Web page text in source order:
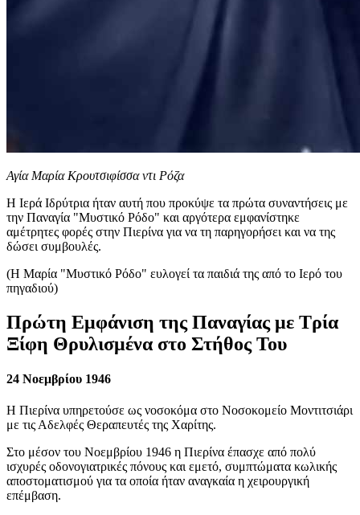
Αγία Μαρία Κρουτσιφίσσα ντι Ρόζα
Η Ιερά Ιδρύτρια ήταν αυτή που προκύψε τα πρώτα συναντήσεις με
την Παναγία "Μυστικό Ρόδο" και αργότερα εμφανίστηκε
αμέτρητες φορές στην Πιερίνα για να τη παρηγορήσει και να της
δώσει συμβουλές.
(Η Μαρία "Μυστικό Ρόδο" ευλογεί τα παιδιά της από το Ιερό του
πηγαδιού)
Πρώτη Εμφάνιση της Παναγίας με Τρία
Ξίφη Θρυλισμένα στο Στήθος Του
24 Νοεμβρίου 1946
Η Πιερίνα υπηρετούσε ως νοσοκόμα στο Νοσοκομείο Μοντιτσιάρι
με τις Αδελφές Θεραπευτές της Χαρίτης.
Στο μέσον του Νοεμβρίου 1946 η Πιερίνα έπασχε από πολύ
ισχυρές οδονογιατρικές πόνους και εμετό, συμπτώματα κωλικής
αποστοματισμού για τα οποία ήταν αναγκαία η χειρουργική
επέμβαση.